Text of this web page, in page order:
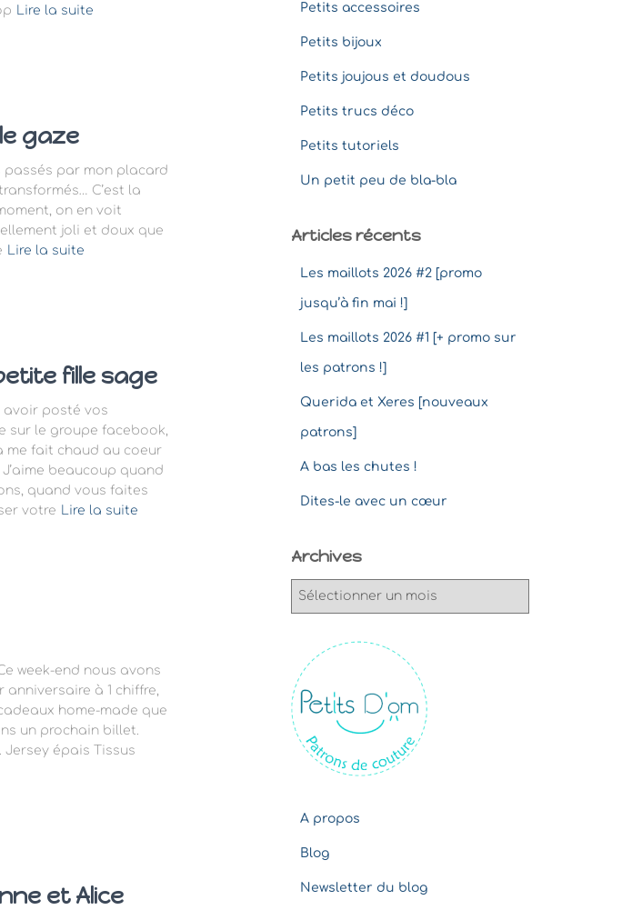
Lire la suite
gaze
passés par mon placard
C’est la
on en voit
joli et doux que
Lire la suite
fille sage
avoir posté vos
sur le groupe facebook,
me fait chaud au coeur
beaucoup quand
quand vous faites
votre Lire la suite
week-end nous avons
anniversaire à 1 chiffre,
home-made que
un prochain billet.
Jersey épais Tissus
et Alice
Petits accessoires
Petits bijoux
Petits joujous et doudous
Petits trucs déco
Petits tutoriels
Un petit peu de bla-bla
Articles récents
Les maillots 2026 #2 [promo
jusqu’à fin mai !]
Les maillots 2026 #1 [+ promo sur
les patrons !]
Querida et Xeres [nouveaux
patrons]
A bas les chutes !
Dites-le avec un cœur
Archives
v
e
s
A propos
Blog
Newsletter du blog